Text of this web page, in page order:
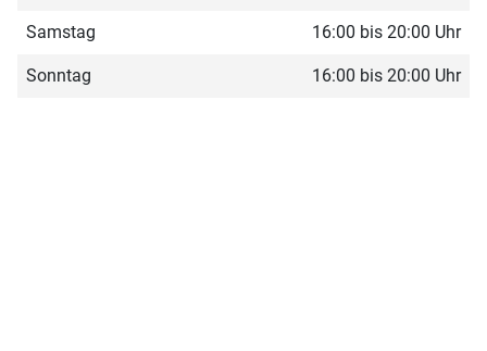
Samstag 16:00 bis 20:00 Uhr
Sonntag 16:00 bis 20:00 Uhr